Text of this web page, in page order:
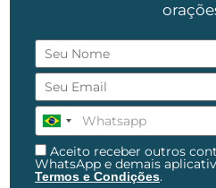
Aceito receber outros
WhatsApp e demais
Termos e Condições.